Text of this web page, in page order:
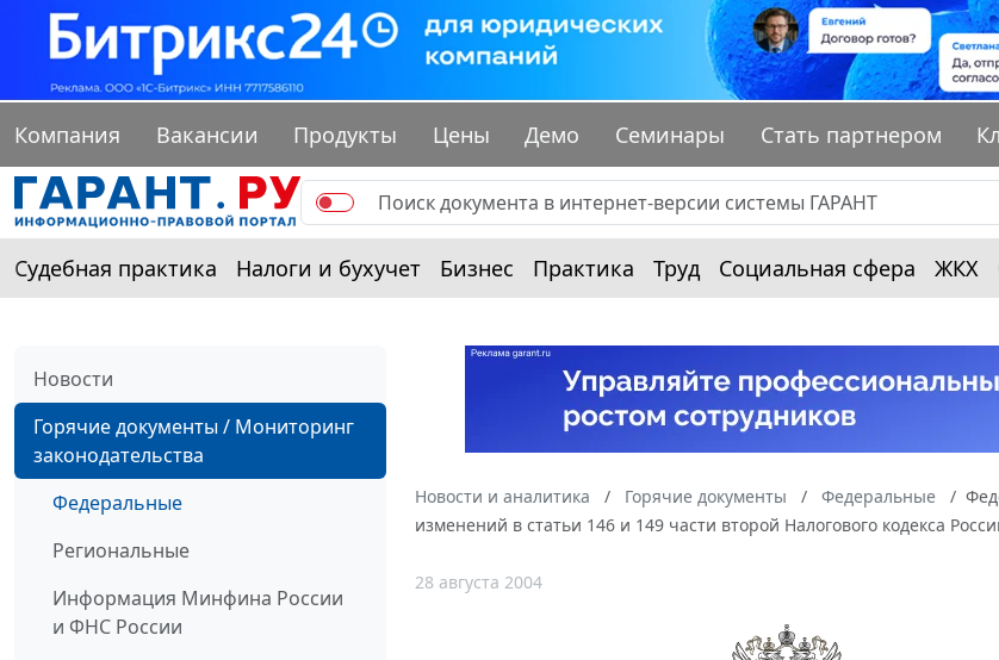
Компания Вакансии Продукты Цены Демо Семинары Стать партнером
Судебная практика Налоги и бухучет Бизнес Практика Труд Социальная сфера ЖКХ
Новости
Горячие документы / Мониторинг
законодательства
Федеральные
Региональные
Информация Минфина России
и ФНС России
Новости и аналитика Горячие документы Федеральные
изменений в статьи 146 и 149 части второй Налогового кодекса
28 августа 2004